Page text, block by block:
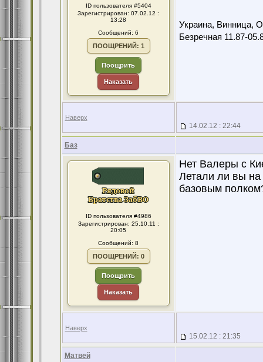
ID пользователя #5404
Зарегистрирован: 07.02.12 :
13:28
Сообщений: 6
ПООЩРЕНИЙ: 1
Поощрить
Наказать
Украина, Винница,
Безречная 11.87-
Наверх
14.02.12 : 22:44
Баз
ID пользователя #4986
Зарегистрирован: 25.10.11 :
20:05
Сообщений: 8
ПООЩРЕНИЙ: 0
Поощрить
Наказать
Нет Валеры с
Летали ли вы на
базовым
Наверх
15.02.12 : 21:35
Матвей